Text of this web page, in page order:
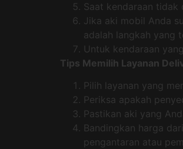
Saat kendaraan
Jika aki mobil Anda
adalah langkah yang
Untuk kendaraan
Tips Memilih Layanan
Pilih layanan yang
Periksa apakah
Pastikan aki yang
Bandingkan harga
pengantaran atau